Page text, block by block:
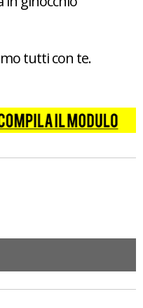
tutti con te.